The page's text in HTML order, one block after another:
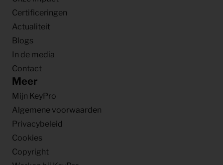
Certificeringen
Actualiteit
Blogs
In de media
Contact
Meer
Mijn KeyPro
Algemene voorwaarden
Privacybeleid
Cookies
Copyright